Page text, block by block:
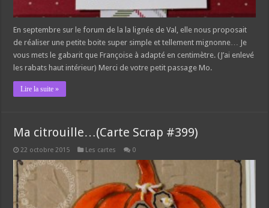
En septembre sur le forum de la la lignée de Val, elle nous proposait
de réaliser une petite boite super simple et tellement mignonne… Je
vous mets le gabarit que Françoise à adapté en centimètre. (J’ai enlevé
les rabats haut intérieur) Merci de votre petit passage Mo.
Lire la suite »
Ma citrouille…(Carte Scrap #399)
22 octobre 2015 Les cartes 0